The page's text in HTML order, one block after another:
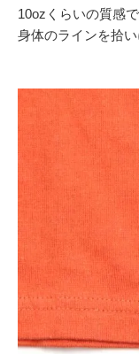
10ozくらいの質感
身体のラインを拾